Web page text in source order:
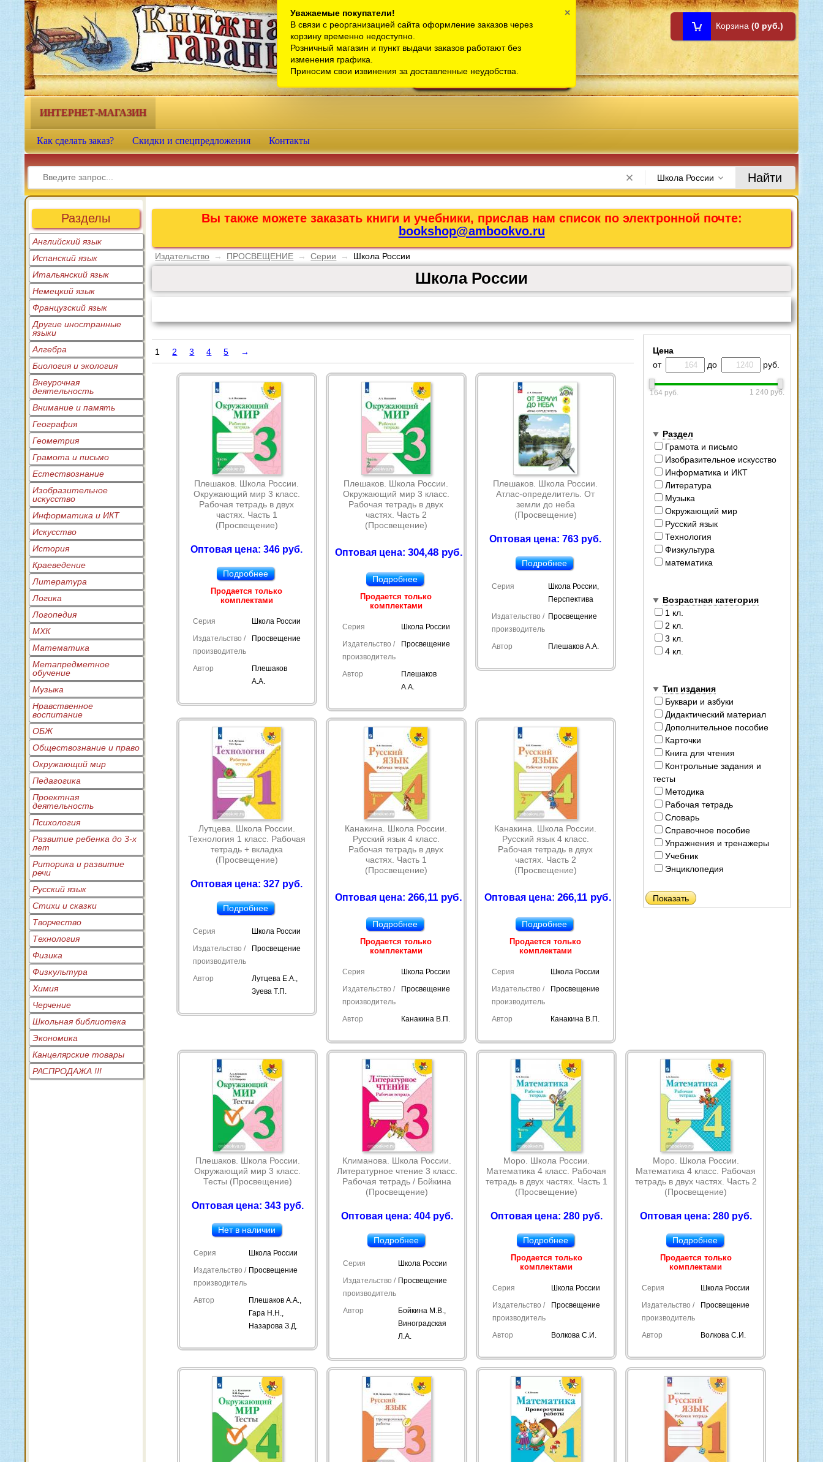
Телефон интернет-магазина:
Телефон розничного магазина:
bookshop@ambookvo.ru
Работаем ежедневно с 10:00 до 21:00
Корзина (0 руб.)
Книжная гавань - интернет-
магазин учебной литературы
ИНТЕРНЕТ-МАГАЗИН
Как сделать заказ? Скидки и спецпредложения Контакты
Школа России Найти
Разделы
Английский язык
Испанский язык
Итальянский язык
Немецкий язык
Французский язык
Другие иностранные
языки
Алгебра
Биология и экология
Внеурочная
деятельность
Внимание и память
География
Геометрия
Грамота и письмо
Естествознание
Изобразительное
искусство
Информатика и ИКТ
Искусство
История
Краеведение
Литература
Логика
Логопедия
МХК
Математика
Метапредметное
обучение
Музыка
Нравственное
воспитание
ОБЖ
Обществознание и право
Окружающий мир
Педагогика
Проектная
деятельность
Психология
Развитие ребенка до 3-х
лет
Риторика и развитие
речи
Русский язык
Стихи и сказки
Творчество
Технология
Физика
Физкультура
Химия
Черчение
Школьная библиотека
Экономика
Канцелярские товары
РАСПРОДАЖА !!!
Вы также можете заказать книги и учебники, прислав нам список по электронной почте:
bookshop@ambookvo.ru
Издательство → ПРОСВЕЩЕНИЕ → Серии → Школа России
Школа России
Цена
от
до руб.
164 руб. 1 240 руб.
Раздел
Грамота и письмо
Изобразительное искусство
Информатика и ИКТ
Литература
Музыка
Окружающий мир
Русский язык
Технология
Физкультура
математика
Возрастная категория
1 кл.
2 кл.
3 кл.
4 кл.
Тип издания
Буквари и азбуки
Дидактический материал
Дополнительное пособие
Карточки
Книга для чтения
Контрольные задания и
тесты
Методика
Рабочая тетрадь
Словарь
Справочное пособие
Упражнения и тренажеры
Учебник
Энциклопедия
1 2 3 4 5 →
Плешаков. Школа России.
Окружающий мир 3 класс.
Рабочая тетрадь в двух
частях. Часть 1
(Просвещение)
Оптовая цена: 346 руб.
Подробнее
Продается только
комплектами
Серия
Школа России
Издательство /
производитель
Просвещение
Автор
Плешаков
А.А.
Плешаков. Школа России.
Окружающий мир 3 класс.
Рабочая тетрадь в двух
частях. Часть 2
(Просвещение)
Оптовая цена: 304,48 руб.
Подробнее
Продается только
комплектами
Серия
Школа России
Издательство /
производитель
Просвещение
Автор
Плешаков
А.А.
Плешаков. Школа России.
Атлас-определитель. От
земли до неба
(Просвещение)
Оптовая цена: 763 руб.
Подробнее
Серия
Школа России,
Перспектива
Издательство /
производитель
Просвещение
Автор Плешаков А.А.
Лутцева. Школа России.
Технология 1 класс. Рабочая
тетрадь + вкладка
(Просвещение)
Оптовая цена: 327 руб.
Подробнее
Серия
Школа России
Издательство /
производитель
Просвещение
Автор
Лутцева Е.А.,
Зуева Т.П.
Канакина. Школа России.
Русский язык 4 класс.
Рабочая тетрадь в двух
частях. Часть 1
(Просвещение)
Оптовая цена: 266,11 руб.
Подробнее
Продается только
комплектами
Серия
Школа России
Издательство /
производитель
Просвещение
Автор Канакина В.П.
Канакина. Школа России.
Русский язык 4 класс.
Рабочая тетрадь в двух
частях. Часть 2
(Просвещение)
Оптовая цена: 266,11 руб.
Подробнее
Продается только
комплектами
Серия
Школа России
Издательство /
производитель
Просвещение
Автор Канакина В.П.
Плешаков. Школа России.
Окружающий мир 3 класс.
Тесты (Просвещение)
Оптовая цена: 343 руб.
Нет в наличии
Серия
Школа России
Издательство /
производитель
Просвещение
Автор
Плешаков А.А.,
Гара Н.Н.,
Назарова З.Д.
Климанова. Школа России.
Литературное чтение 3 класс.
Рабочая тетрадь / Бойкина
(Просвещение)
Оптовая цена: 404 руб.
Подробнее
Серия
Школа России
Издательство /
производитель
Просвещение
Автор
Бойкина М.В.,
Виноградская
Л.А.
Моро. Школа России.
Математика 4 класс. Рабочая
тетрадь в двух частях. Часть 1
(Просвещение)
Оптовая цена: 280 руб.
Подробнее
Продается только
комплектами
Серия
Школа России
Издательство /
производитель
Просвещение
Автор Волкова С.И.
Моро. Школа России.
Математика 4 класс. Рабочая
тетрадь в двух частях. Часть 2
(Просвещение)
Оптовая цена: 280 руб.
Подробнее
Продается только
комплектами
Серия
Школа России
Издательство /
производитель
Просвещение
Автор Волкова С.И.
Уважаемые покупатели!
В связи с реорганизацией сайта оформление заказов через
корзину временно недоступно.
Розничный магазин и пункт выдачи заказов работают без
изменения графика.
Приносим свои извинения за доставленные неудобства.
×